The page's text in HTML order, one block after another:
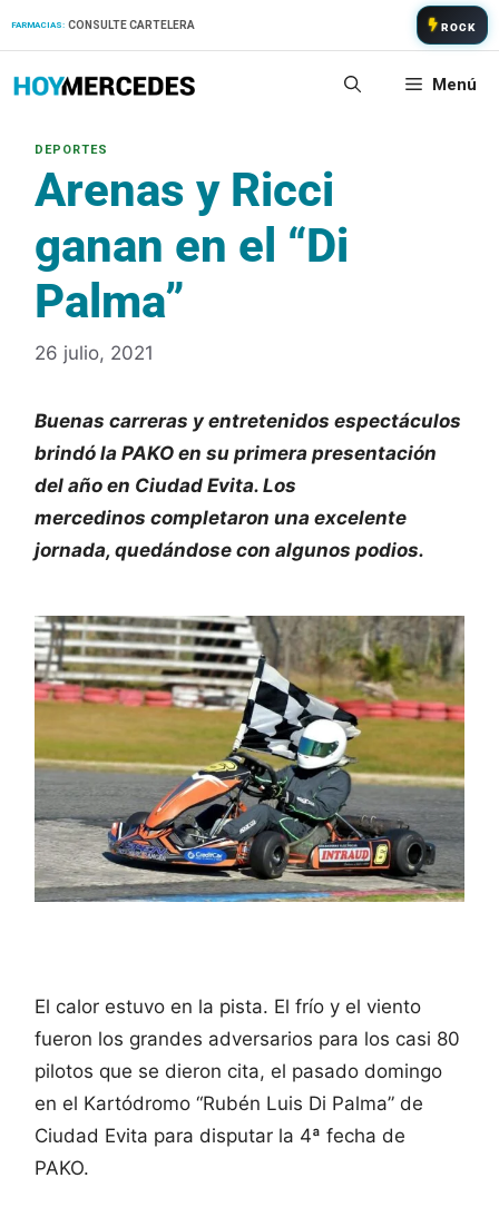
FARMACIAS: CONSULTE CARTELERA ROCK
Menú
Arenas y Ricci
ganan en el “Di
Palma”
26 julio, 2021
Buenas carreras y entretenidos espectáculos
brindó la PAKO en su primera presentación
del año en Ciudad Evita. Los
mercedinos completaron una excelente
jornada, quedándose con algunos podios.
El calor estuvo en la pista. El frío y el viento
fueron los grandes adversarios para los casi 80
pilotos que se dieron cita, el pasado domingo
en el Kartódromo “Rubén Luis Di Palma” de
Ciudad Evita para disputar la 4ª fecha de
PAKO.